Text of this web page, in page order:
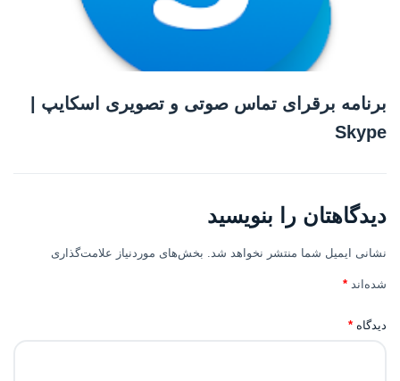
برنامه برقرای تماس صوتی و تصویری اسکایپ |
Skype
دیدگاهتان را بنویسید
نشانی ایمیل شما منتشر نخواهد شد. بخش‌های موردنیاز علامت‌گذاری
شده‌اند *
دیدگاه *